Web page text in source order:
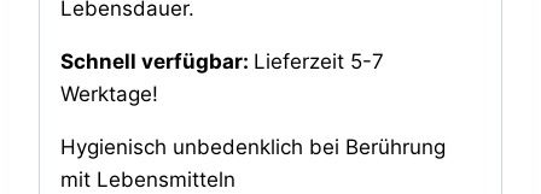
Lebensdauer.
Schnell verfügbar: Lieferzeit 5-7
Werktage!
Hygienisch unbedenklich bei Berührung
mit Lebensmitteln